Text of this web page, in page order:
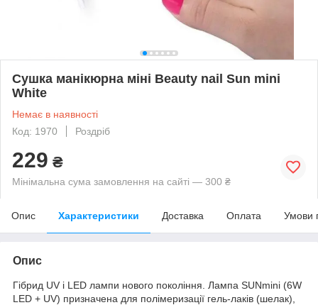
Сушка манікюрна міні Beauty nail Sun mini
White
Немає в наявності
Код: 1970
Роздріб
229 ₴
Мінімальна сума замовлення на сайті — 300 ₴
Опис Характеристики Доставка Оплата Умови
Опис
Гібрид UV і LED лампи нового покоління. Лампа SUNmini (6W
LED + UV) призначена для полімеризації гель-лаків (шелак),